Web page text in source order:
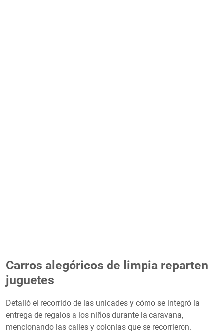
Carros alegóricos de limpia reparten
juguetes
Detalló el recorrido de las unidades y cómo se integró la
entrega de regalos a los niños durante la caravana,
mencionando las calles y colonias que se recorrieron.